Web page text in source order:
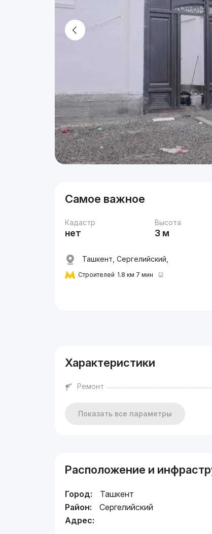
Самое важное
Кадастр
нет
Высота
3 м
Ташкент, Сергелийский,
Строителей 1.8 км 7 мин
Характеристики
Ремонт
Показать все параметры
Расположение и
Город:
Ташкент
Район:
Сергелийский
Адрес: